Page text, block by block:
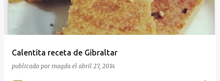
Calentita receta de Gibraltar
publicado por magda el abril 27, 2014